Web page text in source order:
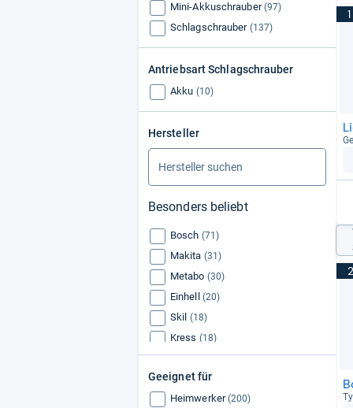
Mini-Akkuschrauber (97)
Schlagschrauber (137)
Antriebsart Schlagschrauber
Akku (10)
Hersteller
Besonders beliebt
Bosch (71)
Makita (31)
Metabo (30)
Einhell (20)
Skil (18)
Kress (18)
DeWalt (16)
Festool (15)
Ryobi (14)
Geeignet für
Heimwerker (200)
1